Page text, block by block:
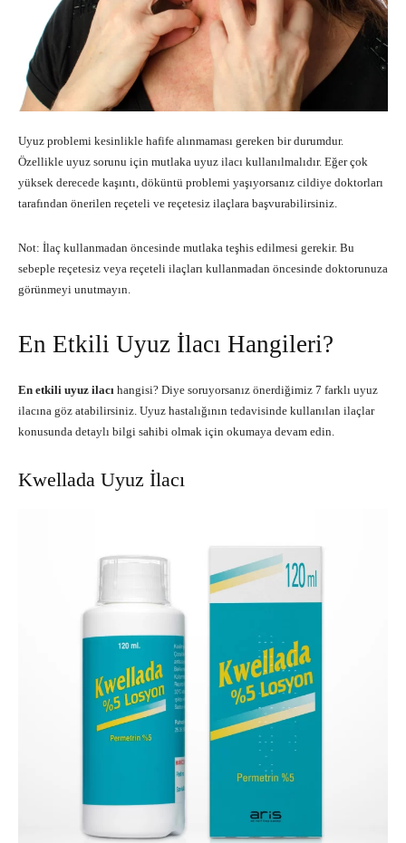
Uyuz problemi kesinlikle hafife alınmaması gereken bir durumdur.
Özellikle uyuz sorunu için mutlaka uyuz ilacı kullanılmalıdır. Eğer çok
yüksek derecede kaşıntı, döküntü problemi yaşıyorsanız cildiye doktorları
tarafından önerilen reçeteli ve reçetesiz ilaçlara başvurabilirsiniz.
Not: İlaç kullanmadan öncesinde mutlaka teşhis edilmesi gerekir. Bu
sebeple reçetesiz veya reçeteli ilaçları kullanmadan öncesinde doktorunuza
görünmeyi unutmayın.
En Etkili Uyuz İlacı Hangileri?
En etkili uyuz ilacı hangisi? Diye soruyorsanız önerdiğimiz 7 farklı uyuz
ilacına göz atabilirsiniz. Uyuz hastalığının tedavisinde kullanılan ilaçlar
konusunda detaylı bilgi sahibi olmak için okumaya devam edin.
Kwellada Uyuz İlacı